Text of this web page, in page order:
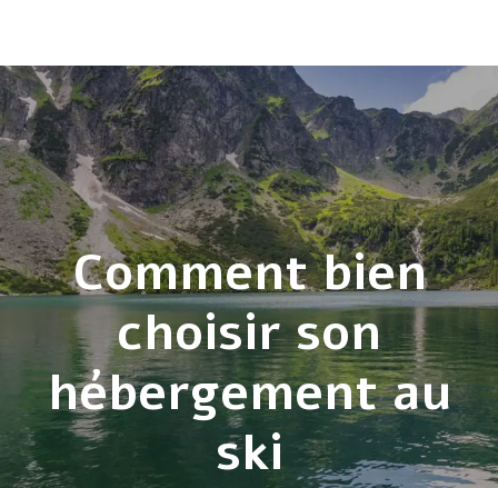
Comment bien
choisir son
hébergement au
ski